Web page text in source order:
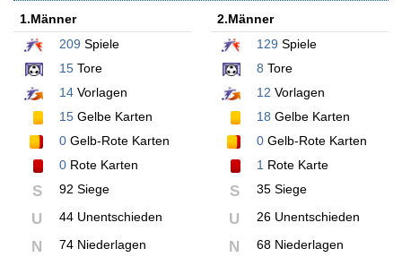
1.Männer
209 Spiele
15 Tore
14 Vorlagen
15 Gelbe Karten
0 Gelb-Rote Karten
0 Rote Karten
S 92 Siege
U 44 Unentschieden
N 74 Niederlagen
2.Männer
129 Spiele
8 Tore
12 Vorlagen
18 Gelbe Karten
0Gelb-Rote Karten
1 Rote Karte
S 35 Siege
U 26 Unentschieden
N 68 Niederlagen